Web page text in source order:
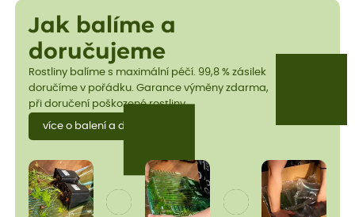
Jak balíme a
doručujeme
Rostliny balíme s maximální péčí. 99,8 % zásilek
doručíme v pořádku. Garance výměny zdarma,
při doručení poškozené rostliny.
více o balení a dopravě